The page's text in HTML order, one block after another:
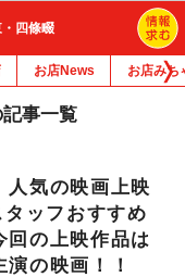
四條畷
お店News お店みち
事一覧
人気の映画上映
ッフおすすめ
回の上映作品は
の映画！！